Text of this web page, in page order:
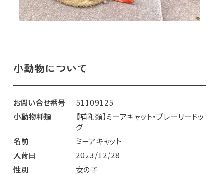
小動物について
お問い合せ番号
51109125
小動物種類
【哺乳類】ミーアキャット・プレーリードッ
グ
名前
ミーアキャット
入荷日
2023/12/28
性別
女の子